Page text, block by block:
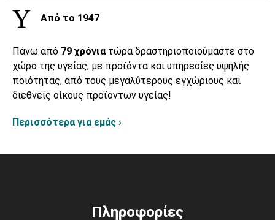
Από το 1947
Πάνω από 79 χρόνια τώρα δραστηριοποιούμαστε στο
χώρο της υγείας, με προϊόντα και υπηρεσίες υψηλής
ποιότητας, από τους μεγαλύτερους εγχώριους και
διεθνείς οίκους προϊόντων υγείας!
Περισσότερα για εμάς ›
Πληροφορίες